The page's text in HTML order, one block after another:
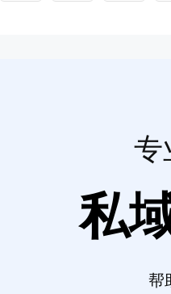
专
私
帮